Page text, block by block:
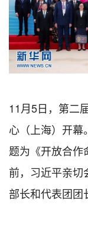
11月5日，第二
心（上海）开幕
题为《开放合作
前，习近平亲切
部长和代表团团